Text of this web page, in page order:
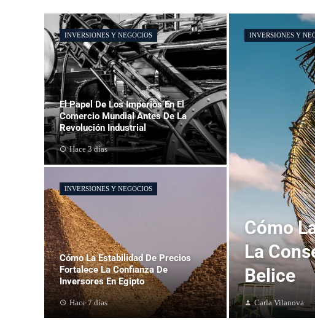
INVERSIONES Y NEGOCIOS
El Papel De Los Imperios En El
Comercio Mundial Antes De La
Revolución Industrial
Hace 3 días
INVERSIONES Y NEGOCIOS
Cómo La Estabilidad De Precios
Fortalece La Confianza De
Inversores En Egipto
Hace 7 días
INVERSIONES Y
Cómo
La
Belice
Carla Vilanova